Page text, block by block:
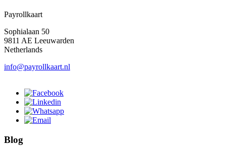
Payrollkaart
Sophialaan 50
9811 AE Leeuwarden
Netherlands
info@payrollkaart.nl
Blog